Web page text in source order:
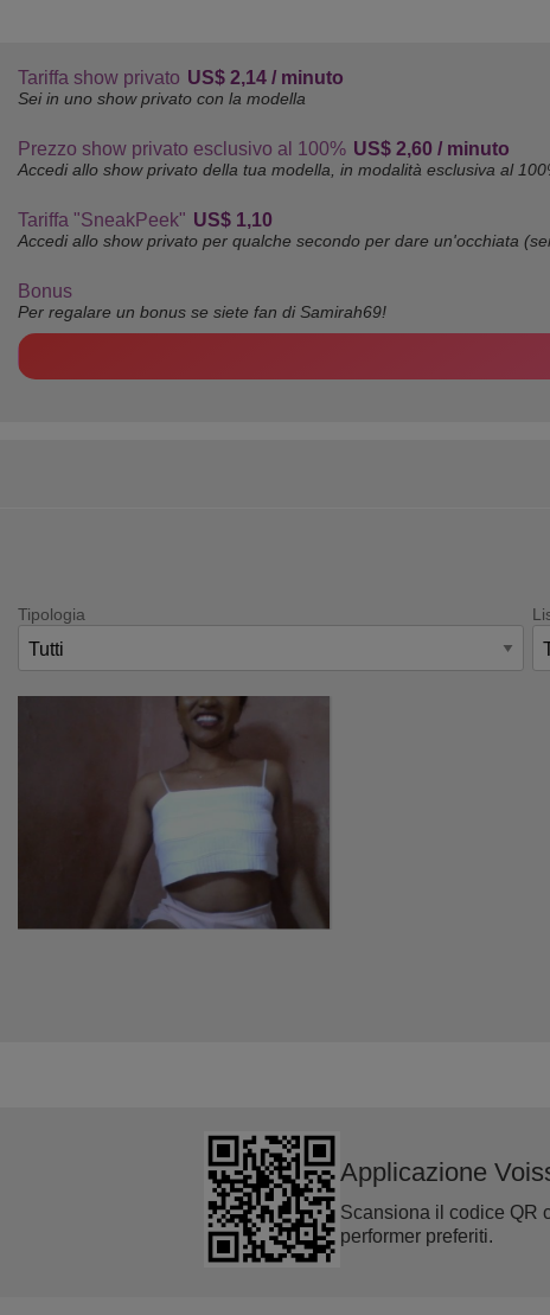
Tariffa show privato US$ 2,14 / minuto
Sei in uno show privato con la modella
Prezzo show privato esclusivo al 100% US$ 2,60 / minuto
Accedi allo show privato della tua modella, in modalità esclusiva al
Tariffa "SneakPeek" US$ 1,10
Accedi allo show privato per qualche secondo per dare un'occhiata
Bonus
Per regalare un bonus se siete fan di Samirah69!
Tipologia
Applicazione
Scansiona il codice QR
performer preferiti.